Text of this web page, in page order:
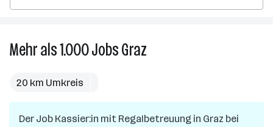
Mehr als 1.000JobsGraz
in
Graz
20 km Umkreis
Der Job Kassier:in mit Regalbetreuung in Graz bei